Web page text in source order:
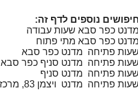
נוספים לדף זה:
כפר סבא שעות עבודה
כפר סבא מתי פתוח
פתיחה מדנט כפר סבא
פתיחה מדנט סניף כפר סבא
פתיחה מדנט סניף
פתיחה מדנט ויצמן 83, מרכז אהרוני מול מפעל הפיס